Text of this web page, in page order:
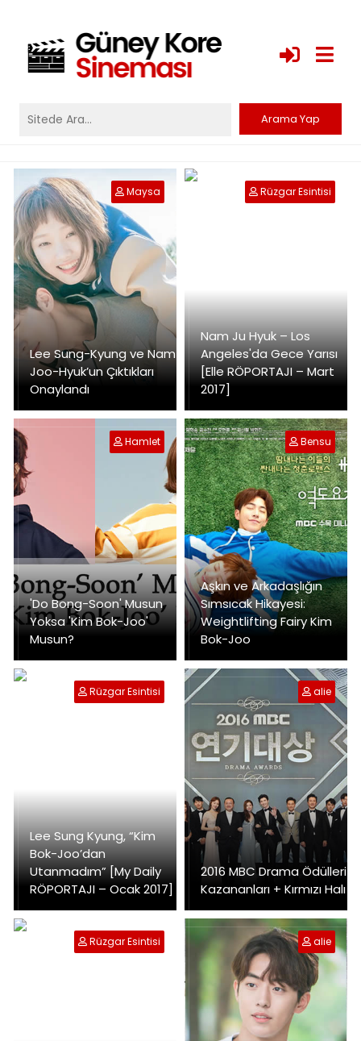
Lee Sung-Kyung ve Nam
Joo-Hyuk’un Çıktıkları
Onaylandı
Maysa
Nam Ju Hyuk – Los
Angeles'da Gece Yarısı
[Elle RÖPORTAJI – Mart
2017]
Rüzgar Esintisi
'Do Bong-Soon' Musun
Yoksa 'Kim Bok-Joo'
Musun?
Hamlet
Aşkın ve Arkadaşlığın
Sımsıcak Hikayesi:
Weightlifting Fairy Kim
Bok-Joo
Bensu
Lee Sung Kyung, “Kim
Bok-Joo’dan
Utanmadım” [My Daily
RÖPORTAJI – Ocak 2017]
Rüzgar Esintisi
2016 MBC Drama Ödülleri
Kazananları + Kırmızı Halı
alie
Rüzgar Esintisi alie